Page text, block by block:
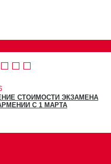
СТОИМОСТИ ЭКЗАМЕНА
АРМЕНИИ С 1 МАРТА